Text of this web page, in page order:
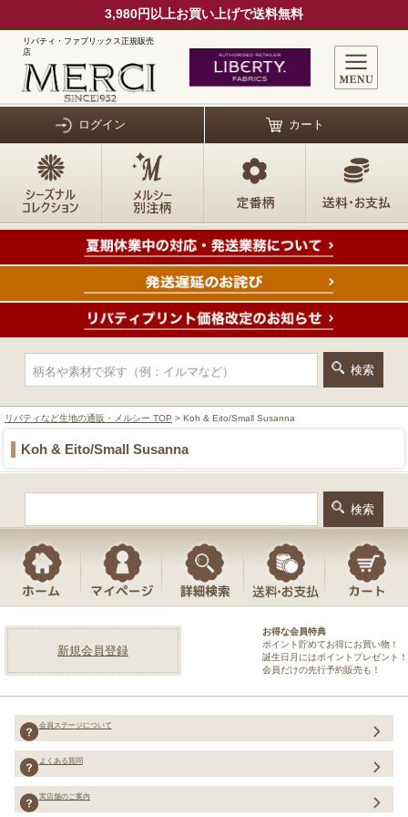
3,980円以上お買い上げで送料無料
リバティ・ファブリックス正規販売
店
ログイン カート
リバティなど生地の通販・メルシー TOP > Koh & Eito/Small Susanna
Koh & Eito/Small Susanna
新規会員登録
お得な会員特典
ポイント貯めてお得にお買い物！
誕生日月にはポイントプレゼント！
会員だけの先行予約販売も！
会員ステージについて
よくある質問
実店舗のご案内